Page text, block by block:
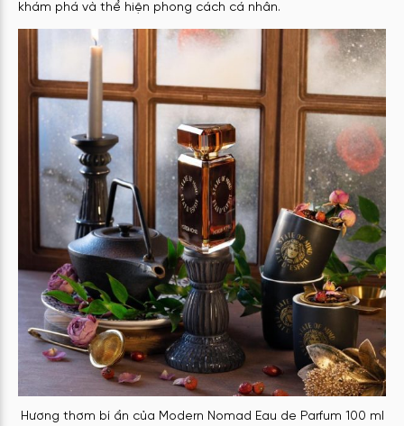
khám phá và thể hiện phong cách cá nhân.
Hương thơm bí ẩn của Modern Nomad Eau de Parfum 100 ml